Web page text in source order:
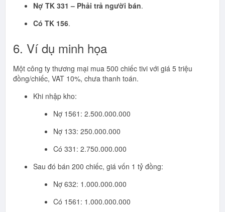
Nợ TK 331 – Phải trả người bán.
Có TK 156.
6. Ví dụ minh họa
Một công ty thương mại mua 500 chiếc tivi với giá 5 triệu
đồng/chiếc, VAT 10%, chưa thanh toán.
Khi nhập kho:
Nợ 1561: 2.500.000.000
Nợ 133: 250.000.000
Có 331: 2.750.000.000
Sau đó bán 200 chiếc, giá vốn 1 tỷ đồng:
Nợ 632: 1.000.000.000
Có 1561: 1.000.000.000